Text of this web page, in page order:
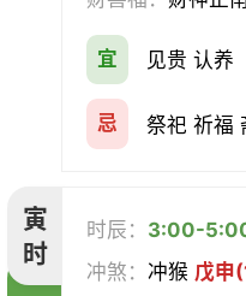
会亲友
入学
断蚁 归岫
宜 见贵 认养
忌 祭祀 祈福
寅
时
时辰： 3:00-
冲煞：冲猴 戊申